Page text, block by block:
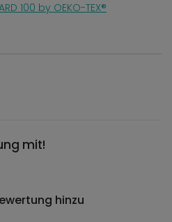
100 by OEKO-TEX®
mit!
hinzu